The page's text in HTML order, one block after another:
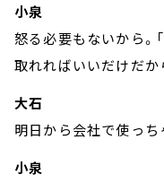
小泉
怒る必要もないから。
取れればいいだけだか
大石
明日から会社で使っち
小泉